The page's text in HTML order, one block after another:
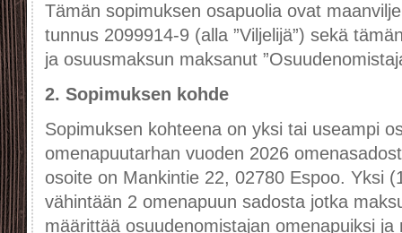
Tämän sopimuksen osapuolia ovat
tunnus 2099914-9 (alla ”Viljelijä”) sekä
ja osuusmaksun maksanut
2. Sopimuksen kohde
Sopimuksen kohteena on yksi tai useampi
omenapuutarhan vuoden 2026
osoite on Mankintie 22, 02780 Espoo. Yksi
vähintään 2 omenapuun sadosta jotka
määrittää osuudenomistajan omenapuiksi ja